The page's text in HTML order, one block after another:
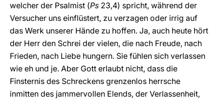
welcher der Psalmist (Ps 23,4) spricht, während der
Versucher uns einflüstert, zu verzagen oder irrig auf
das Werk unserer Hände zu hoffen. Ja, auch heute hört
der Herr den Schrei der vielen, die nach Freude, nach
Frieden, nach Liebe hungern. Sie fühlen sich verlassen
wie eh und je. Aber Gott erlaubt nicht, dass die
Finsternis des Schreckens grenzenlos herrsche
inmitten des jammervollen Elends, der Verlassenheit,